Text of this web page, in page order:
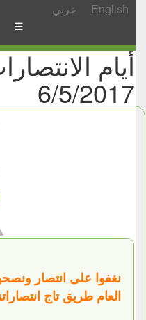
عربي English
☰
أيام
6/5/2017
نغفوا على انتصار
العام طريق تاج